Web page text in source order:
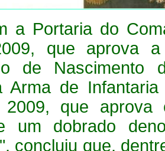
a Portaria do
que aprova
de
Arma de
2009, que aprova
um dobrado
concluiu que,